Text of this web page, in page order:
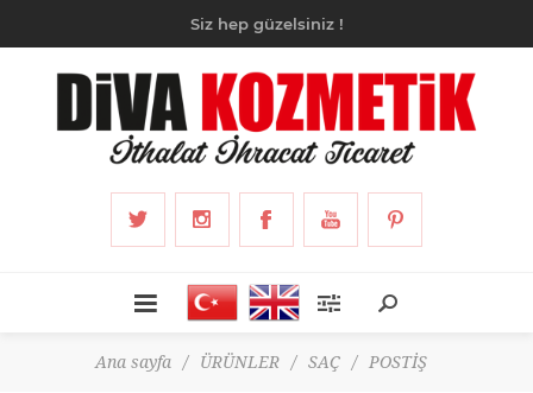
Siz hep güzelsiniz !
Ana sayfa / ÜRÜNLER / SAÇ / POSTİŞ